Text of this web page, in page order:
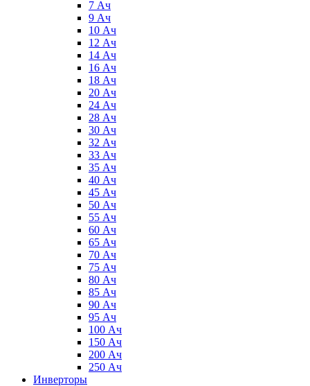
7 Ач
9 Ач
10 Ач
12 Ач
14 Ач
16 Ач
18 Ач
20 Ач
24 Ач
28 Ач
30 Ач
32 Ач
33 Ач
35 Ач
40 Ач
45 Ач
50 Ач
55 Ач
60 Ач
65 Ач
70 Ач
75 Ач
80 Ач
85 Ач
90 Ач
95 Ач
100 Ач
150 Ач
200 Ач
250 Ач
Инверторы